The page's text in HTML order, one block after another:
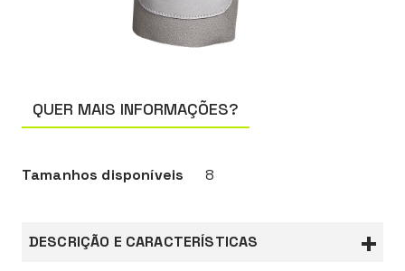
QUER MAIS INFORMAÇÕES?
Tamanhos disponíveis 8
DESCRIÇÃO E CARACTERÍSTICAS